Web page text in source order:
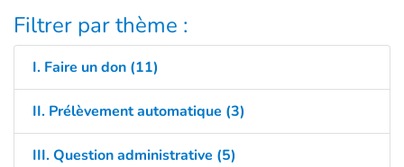
Filtrer par thème :
I. Faire un don (11)
II. Prélèvement automatique (3)
III. Question administrative (5)